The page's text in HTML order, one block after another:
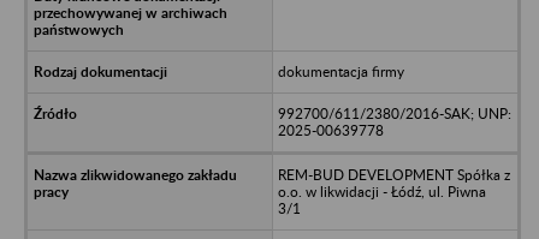
dokumentacja firmy
992700/611/2380/2016-SAK; UNP:
2025-00639778
REM-BUD DEVELOPMENT Spółka z
o.o. w likwidacji - Łódź, ul. Piwna
3/1